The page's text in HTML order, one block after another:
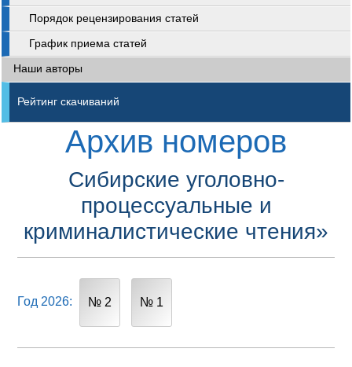
Порядок рецензирования статей
График приема статей
Наши авторы
Рейтинг скачиваний
Архив номеров
Сибирские уголовно-
процессуальные и
криминалистические чтения»
Год 2026: № 2 № 1